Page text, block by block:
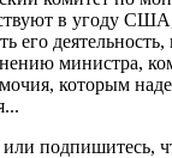
в угоду
его
министра,
которым
подпишитесь,